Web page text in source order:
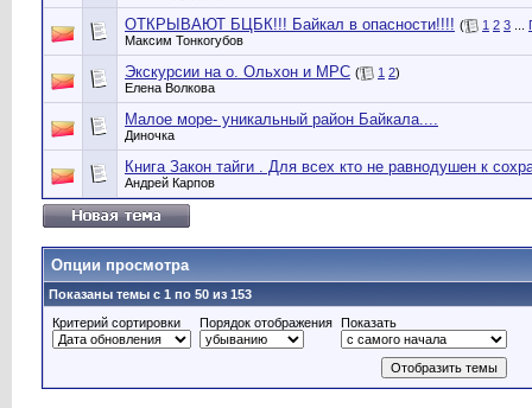
ОТКРЫВАЮТ БЦБК!!! Байкал в опасности!!!! ( 1 2 3
Максим Тонкогубов
Экскурсии на о. Ольхон и МРС ( 1 2)
Елена Волкова
Малое море- уникальный район Байкала....
Диночка
Книга Закон тайги . Для всех кто не равнодушен к
Андрей Карпов
Опции просмотра
Показаны темы с 1 по 50 из 153
Критерий сортировки
Порядок отображения Показать